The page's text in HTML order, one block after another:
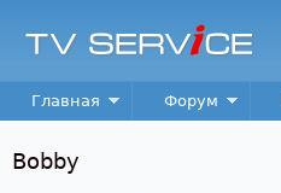
TV
Service
Main menu
Главная Форум
Bobby